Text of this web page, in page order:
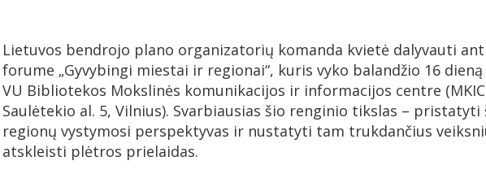
Lietuvos bendrojo plano organizatorių komanda kvietė dalyvauti
forume „Gyvybingi miestai ir regionai“, kuris vyko balandžio 16
VU Bibliotekos Mokslinės komunikacijos ir informacijos centre
Saulėtekio al. 5, Vilnius). Svarbiausias šio renginio tikslas – pristatyti
regionų vystymosi perspektyvas ir nustatyti tam trukdančius
atskleisti plėtros prielaidas.